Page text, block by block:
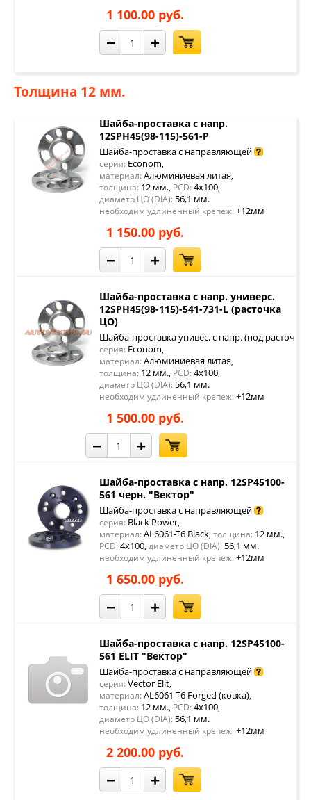
1 100.00 руб.
− +
Толщина 12 мм.
Шайба-проставка с напр.
12SPH45(98-115)-561-P
Шайба-проставка с направляющей
серия: Econom,
материал: Алюминиевая литая,
толщина: 12 мм., PCD: 4x100,
диаметр ЦО (DIA): 56,1 мм.
необходим удлиненный крепеж: +12мм
1 150.00 руб.
− +
Шайба-проставка с напр. универс.
12SPH45(98-115)-541-731-L (расточка
ЦО)
Шайба-проставка унивес. с напр. (под расточку
серия: Econom,
материал: Алюминиевая литая,
толщина: 12 мм., PCD: 4x100,
диаметр ЦО (DIA): 56,1 мм.
необходим удлиненный крепеж: +12мм
1 500.00 руб.
− +
Шайба-проставка с напр. 12SP45100-
561 черн. "Вектор"
Шайба-проставка с направляющей
серия: Black Power,
материал: AL6061-T6 Black, толщина: 12 мм.,
PCD: 4x100, диаметр ЦО (DIA): 56,1 мм.
необходим удлиненный крепеж: +12мм
1 650.00 руб.
− +
Шайба-проставка с напр. 12SP45100-
561 ELIT "Вектор"
Шайба-проставка с направляющей
серия: Vector Elit,
материал: AL6061-T6 Forged (ковка),
толщина: 12 мм., PCD: 4x100,
диаметр ЦО (DIA): 56,1 мм.
необходим удлиненный крепеж: +12мм
2 200.00 руб.
− +